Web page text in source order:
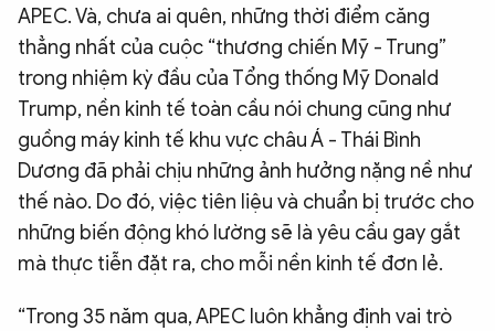
APEC. Và, chưa ai quên, những thời điểm căng
thẳng nhất của cuộc “thương chiến Mỹ - Trung”
trong nhiệm kỳ đầu của Tổng thống Mỹ Donald
Trump, nền kinh tế toàn cầu nói chung cũng như
guồng máy kinh tế khu vực châu Á - Thái Bình
Dương đã phải chịu những ảnh hưởng nặng nề như
thế nào. Do đó, việc tiên liệu và chuẩn bị trước cho
những biến động khó lường sẽ là yêu cầu gay gắt
mà thực tiễn đặt ra, cho mỗi nền kinh tế đơn lẻ.
“Trong 35 năm qua, APEC luôn khẳng định vai trò